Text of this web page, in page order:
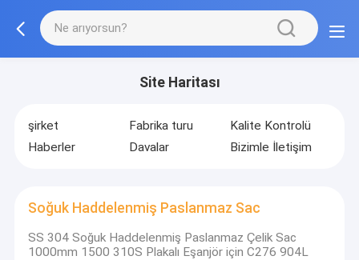
Site Haritası
şirket Fabrika turu
Kalite Kontrolü
Haberler
Davalar Bizimle İletişim
Soğuk Haddelenmiş Paslanmaz Sac
SS 304 Soğuk Haddelenmiş Paslanmaz Çelik Sac
1000mm 1500 310S Plakalı Eşanjör için C276 904L